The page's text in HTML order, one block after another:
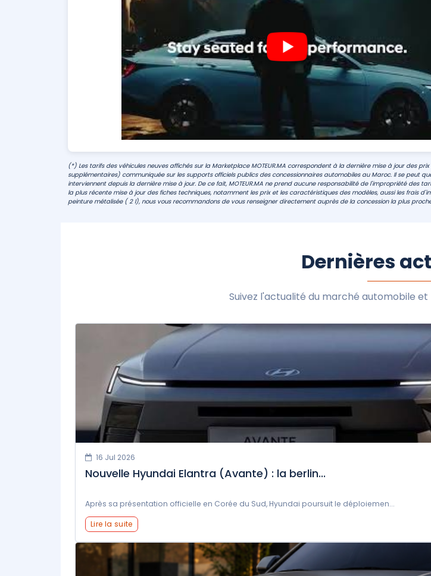
(*) Les tarifs des véhicules neuves affichés sur la Marketplace MOTEUR.MA correspondent à la dernière mise à jour des
supplémentaires) communiquée sur les supports officiels publics des concessionnaires automobiles au Maroc. Il se peut
interviennent depuis la dernière mise à jour. De ce fait, MOTEUR.MA ne prend aucune responsabilité de l'impropriété des
la plus récente mise à jour des fiches techniques, notamment les prix et les caractéristiques des modèles, aussi les frais
peinture métalisée ( 2 l), nous vous recommandons de vous renseigner directement auprès de la concession la plus
Dernières
Suivez l'actualité du marché automobile
16 Jul 2026
Nouvelle Hyundai Elantra (Avante) : la berlin...
Après sa présentation officielle en Corée du Sud, Hyundai poursuit le déploiemen...
Lire la suite